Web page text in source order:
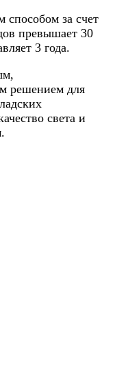
способом за счет
превышает 30
3 года.
решением для
света и